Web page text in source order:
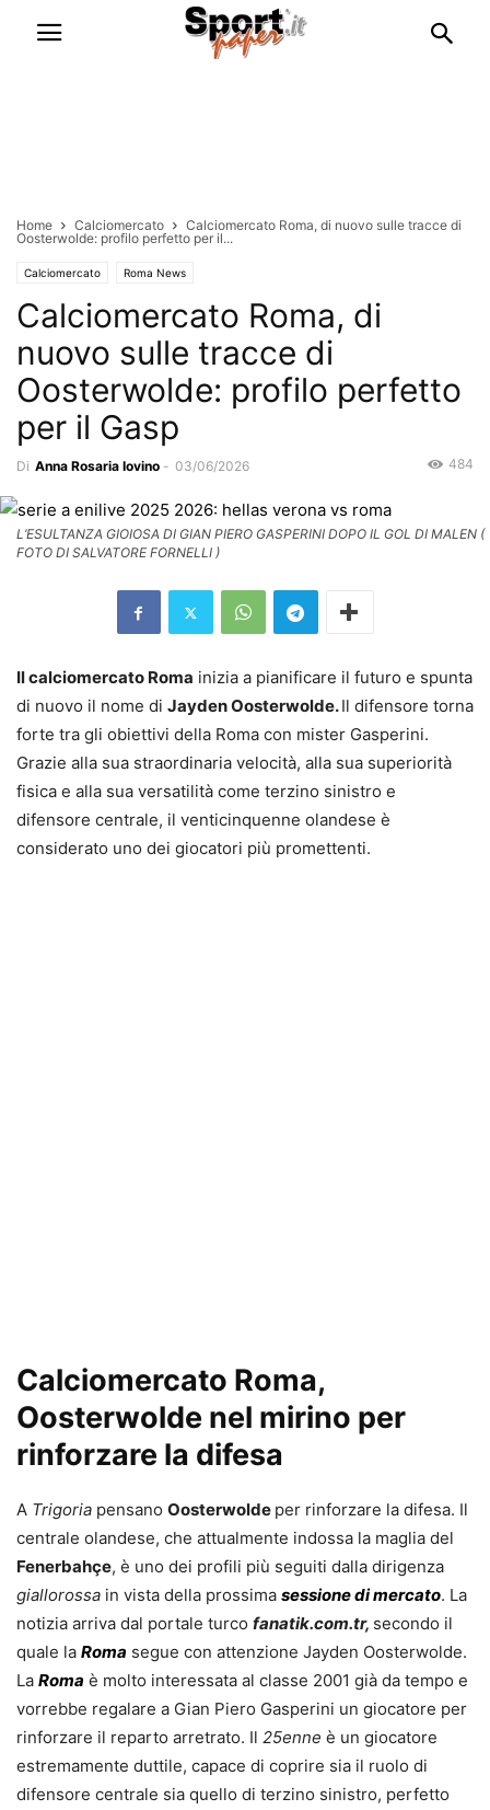
Home Calciomercato
Calciomercato Roma, di nuovo sulle tracce di
Oosterwolde: profilo perfetto per il...
Calciomercato Roma News
Calciomercato Roma, di
nuovo sulle tracce di
Oosterwolde: profilo perfetto
per il Gasp
Di Anna Rosaria Iovino - 03/06/2026 484
L’ESULTANZA GIOIOSA DI GIAN PIERO GASPERINI DOPO IL GOL DI MALEN (
FOTO DI SALVATORE FORNELLI )
Il calciomercato Roma inizia a pianificare il futuro e spunta
di nuovo il nome di Jayden Oosterwolde.Il difensore torna
forte tra gli obiettivi della Roma con mister Gasperini.
Grazie alla sua straordinaria velocità, alla sua superiorità
fisica e alla sua versatilità come terzino sinistro e
difensore centrale, il venticinquenne olandese è
considerato uno dei giocatori più promettenti.
Calciomercato Roma,
Oosterwolde nel mirino per
rinforzare la difesa
A Trigoria pensano Oosterwolde per rinforzare la difesa. Il
centrale olandese, che attualmente indossa la maglia del
Fenerbahçe, è uno dei profili più seguiti dalla dirigenza
giallorossa in vista della prossima sessione di mercato. La
notizia arriva dal portale turco fanatik.com.tr, secondo il
quale la Roma segue con attenzione Jayden Oosterwolde.
La Roma è molto interessata al classe 2001 già da tempo e
vorrebbe regalare a Gian Piero Gasperini un giocatore per
rinforzare il reparto arretrato. Il 25enne è un giocatore
estremamente duttile, capace di coprire sia il ruolo di
difensore centrale sia quello di terzino sinistro, perfetto